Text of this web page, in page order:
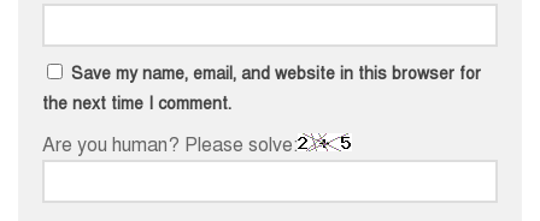
Save my name, email, and website in this browser for
the next time I comment.
Are you human? Please solve: